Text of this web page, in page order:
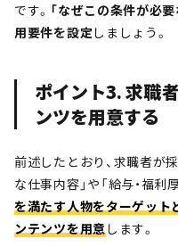
です。 「なぜこの条件が必
用要件を設定しましょう。
ポイント3. 求職
ンツを用意する
前述したとおり、求職者が
な仕事内容」や「給与・福
を満たす人物をターゲット
ンテンツを用意します。